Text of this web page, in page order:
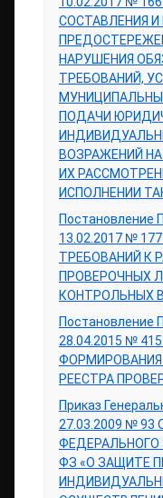
СОСТАВЛЕНИЯ И
НАРУШЕНИЯ
ТРЕБОВАНИЙ,
ПОДАЧИ
ВОЗРАЖЕНИЙ
ИХ
ИСПОЛНЕНИИ
Постановление
13.02.2017 №
ТРЕБОВАНИЙ К
ПРОВЕРОЧНЫХ
КОНТРОЛЬНЫХ
Постановление
28.04.2015 №
ФОРМИРОВАНИЯ
РЕЕСТРА
Приказ
27.03.2009 № 93
ФЕДЕРАЛЬНОГО
ФЗ «О ЗАЩИТЕ